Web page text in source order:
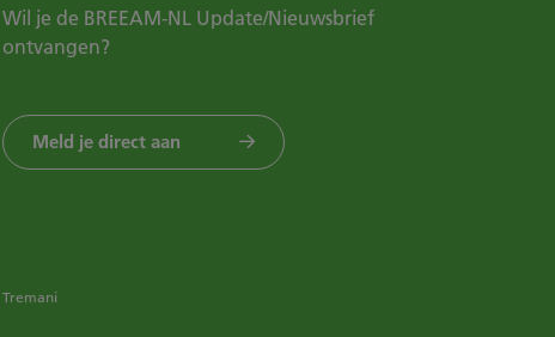
Wil je de BREEAM-NL Update/Nieuwsbrief
ontvangen?
Meld je direct aan
Tremani